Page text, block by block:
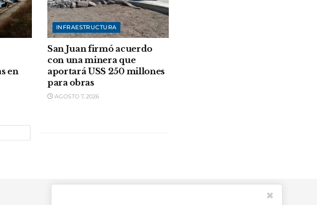
en
INFRAESTRUCTURA
San Juan firmó acuerdo
con una minera que
aportará USS 250 millones
para obras
AGOSTO 7, 2026
✖